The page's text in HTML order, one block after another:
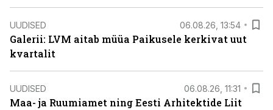
UUDISED 06.08.26, 13:54
Galerii: LVM aitab müüa Paikusele kerkivat uut
kvartalit
UUDISED 06.08.26, 11:31
Maa- ja Ruumiamet ning Eesti Arhitektide Liit